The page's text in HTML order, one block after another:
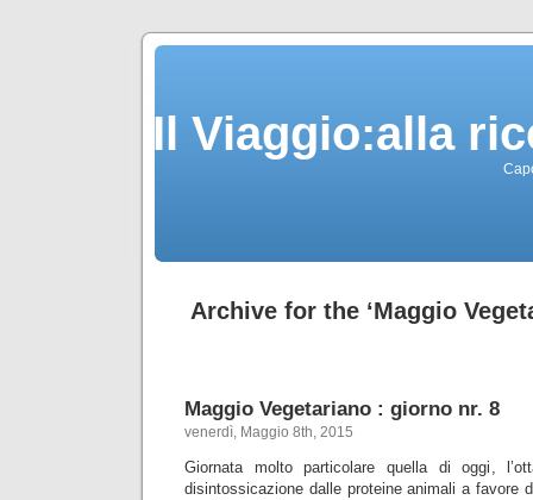
Il Viaggio:alla
Archive for the ‘Maggio
Maggio Vegetariano : giorno nr. 8
venerdì, Maggio 8th, 2015
Giornata molto particolare quella di oggi,
disintossicazione dalle proteine animali a favore